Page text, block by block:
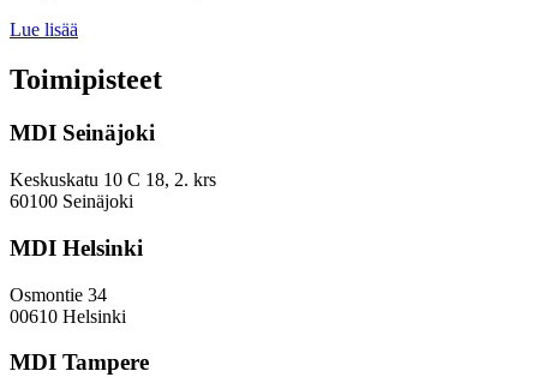
Lue lisää
ja
kehyskunnat
parantaa
EVP-
indeksissä?
Toimipisteet
MDI Seinäjoki
Keskuskatu 10 C 18, 2. krs
60100 Seinäjoki
MDI Helsinki
Osmontie 34
00610 Helsinki
MDI Tampere